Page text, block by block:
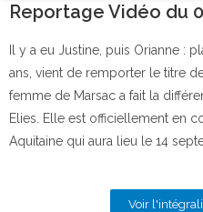
Reportage Vidéo du
Il y a eu Justine, puis Orianne :
ans, vient de remporter le titre
femme de Marsac a fait la
Elies. Elle est officiellement en
Aquitaine qui aura lieu le 14
Voir